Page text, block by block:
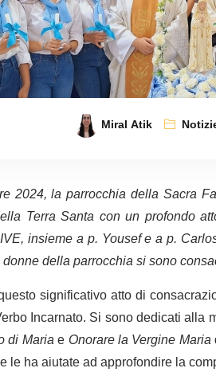
Miral Atik
2024, la parrocchia della Sacra
Terra Santa con un profondo
insieme a p. Yousef e a p.
della parrocchia si sono
significativo atto di
Incarnato. Si sono dedicati
di MariaeOnorare la Vergine Maria
le ha aiutate ad approfondire la